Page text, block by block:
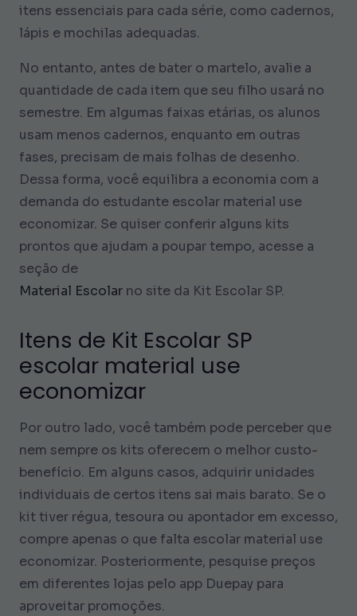
itens essenciais para cada série, como cadernos,
lápis e mochilas adequadas.
No entanto, antes de bater o martelo, avalie a
quantidade de cada item que seu filho usará no
semestre. Em algumas faixas etárias, os alunos
usam menos cadernos, enquanto em outras
fases, precisam de mais folhas de desenho.
Dessa forma, você equilibra a economia com a
demanda do estudante escolar material use
economizar. Se quiser conferir alguns kits
prontos que ajudam a poupar tempo, acesse a
seção de
Material Escolar no site da Kit Escolar SP.
Itens de Kit Escolar SP
escolar material use
economizar
Por outro lado, você também pode perceber que
nem sempre os kits oferecem o melhor custo-
benefício. Em alguns casos, adquirir unidades
individuais de certos itens sai mais barato. Se o
kit tiver régua, tesoura ou apontador em excesso,
compre apenas o que falta escolar material use
economizar. Posteriormente, pesquise preços
em diferentes lojas pelo app Duepay para
aproveitar promoções.